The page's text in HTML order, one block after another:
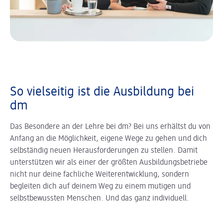
So vielseitig ist die Ausbildung bei
dm
Das Besondere an der Lehre bei dm? Bei uns erhältst du von
Anfang an die Möglichkeit, eigene Wege zu gehen und dich
selbständig neuen Herausforderungen zu stellen. Damit
unterstützen wir als einer der größten Ausbildungsbetriebe
nicht nur deine fachliche Weiterentwicklung, sondern
begleiten dich auf deinem Weg zu einem mutigen und
selbstbewussten Menschen. Und das ganz individuell.